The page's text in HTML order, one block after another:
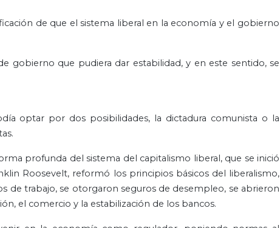
de que el sistema liberal en la economía y el gobierno
gobierno que pudiera dar estabilidad, y en este sentido, se
optar por dos posibilidades, la dictadura comunista o la
profunda del sistema del capitalismo liberal, que se inició
Roosevelt, reformó los principios básicos del liberalismo,
de trabajo, se otorgaron seguros de desempleo, se abrieron
el comercio y la estabilización de los bancos.